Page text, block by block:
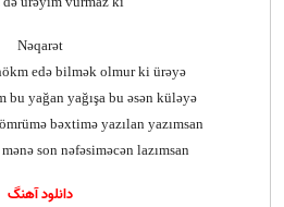
Nəqarət
edə bilmək olmur ki ürəyə
bu yağan yağışa bu əsən küləyə
bəxtimə yazılan yazımsan
son nəfəsiməcən lazımsan
دانلود آهنگ